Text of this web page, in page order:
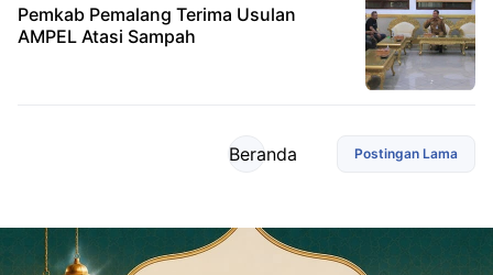
Pemkab Pemalang Terima Usulan
AMPEL Atasi Sampah
Postingan Lama
Beranda